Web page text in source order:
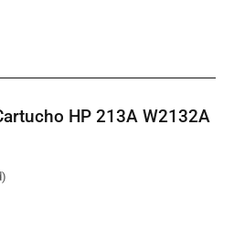
HP 213A W2132A